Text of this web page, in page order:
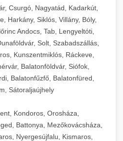
Csurgó, Nagyatád, Kadarkút,
Harkány, Siklós, Villány, Bóly,
Andocs, Tab, Lengyeltóti,
Solt, Szabadszállás,
Kunszentmiklós, Ráckeve,
Balatonföldvár, Siófok,
Balatonfűzfő, Balatonfüred,
Sátoraljaújhely
Kondoros, Orosháza,
Battonya, Mezőkovácsháza,
Nyergesújfalu, Kismaros,